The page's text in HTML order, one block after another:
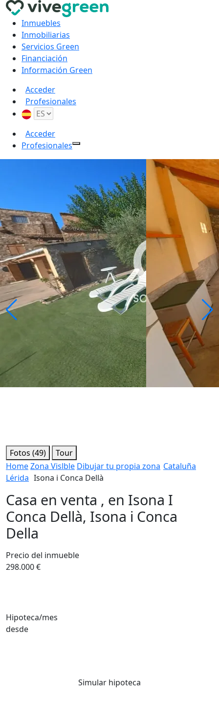
Inmuebles
Inmobiliarias
Servicios Green
Financiación
Información Green
Acceder
Profesionales
Acceder
Profesionales
Fotos (49)
Tour
HomeZona Vislble Dibujar tu propia zona Cataluña
Lérida Isona i Conca Dellà
Casa en venta , en Isona I
Conca Dellà, Isona i Conca
Della
Precio del inmueble
298.000 €
Hipoteca/mes
desde
Simular hipoteca